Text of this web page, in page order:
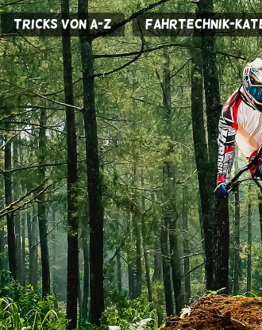
Tricks von A-Z Fahrtechnik-